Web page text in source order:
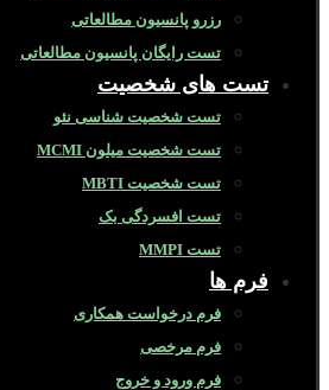
رزرو پانسیون مطالعاتی
تست رایگان پانسیون مطالعاتی
تست های شخصیت
تست شخصیت شناسی نئو
تست شخصیت میلون MCMI
تست شخصیت MBTI
تست افسردگی بک
تست MMPI
فرم ها
فرم درخواست همکاری
فرم مرخصی
فرم ورود و خروج